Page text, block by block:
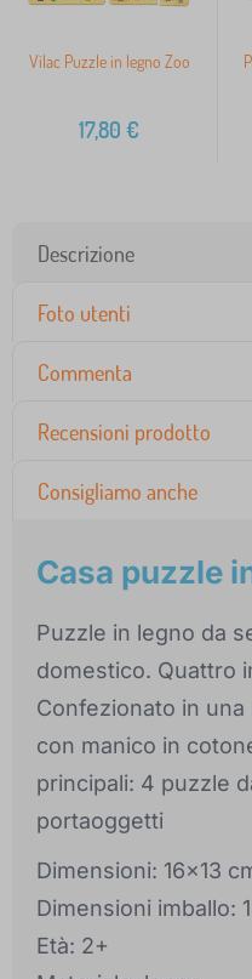
Vilac Puzzle in legno Zoo
17,80 €
Descrizione
Foto utenti
Commenta
Recensioni prodotto
Consigliamo anche
Casa puzzle
Puzzle in legno da
domestico. Quattro
Confezionato in
con manico in
principali: 4 puzzle
portaoggetti
Dimensioni: 16x13
Dimensioni imballo:
Età: 2+